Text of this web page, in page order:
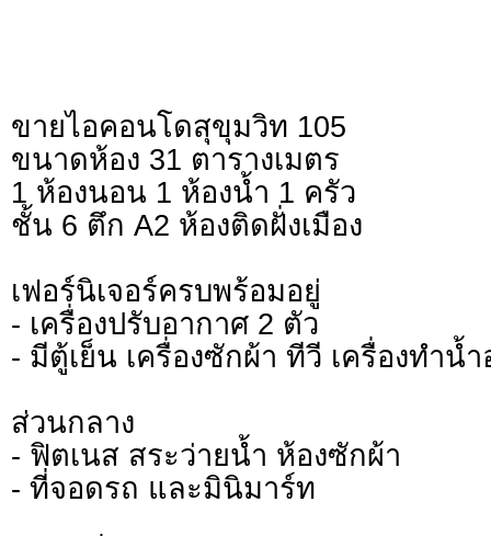
ขายไอคอนโดสุขุมวิท 105
ขนาดห้อง 31 ตารางเมตร
1 ห้องนอน 1 ห้องน้ำ 1 ครัว
ชั้น 6 ตึก A2 ห้องติดฝั่งเมือง
เฟอร์นิเจอร์ครบพร้อมอยู่
- เครื่องปรับอากาศ 2 ตัว
- มีตู้เย็น เครื่องซักผ้า ทีวี เครื่องทำน้
ส่วนกลาง
- ฟิตเนส สระว่ายน้ำ ห้องซักผ้า
- ที่จอดรถ และมินิมาร์ท